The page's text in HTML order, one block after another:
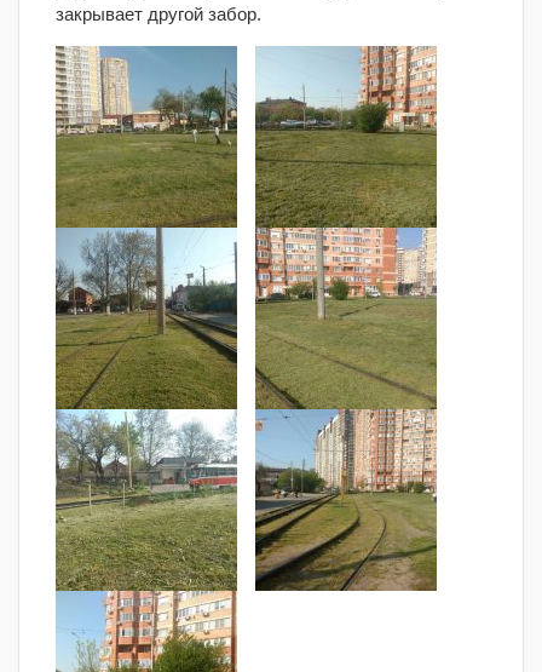
закрывает другой забор.